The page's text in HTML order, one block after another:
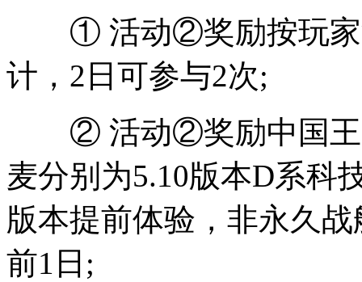
① 活动②奖励按玩家
计，2日可参与2次;
② 活动②奖励中国王
麦分别为5.10版本D系科
版本提前体验，非永久
前1日;